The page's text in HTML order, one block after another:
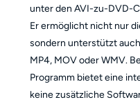
unter den AVI-zu-DVD-
Er ermöglicht nicht nur
sondern unterstützt
MP4, MOV oder WMV.
Programm bietet eine
keine zusätzliche